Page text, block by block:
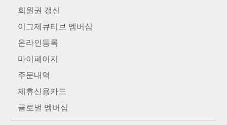
회원권 갱신
이그제큐티브 멤버십
온라인등록
마이페이지
주문내역
제휴신용카드
글로벌 멤버십